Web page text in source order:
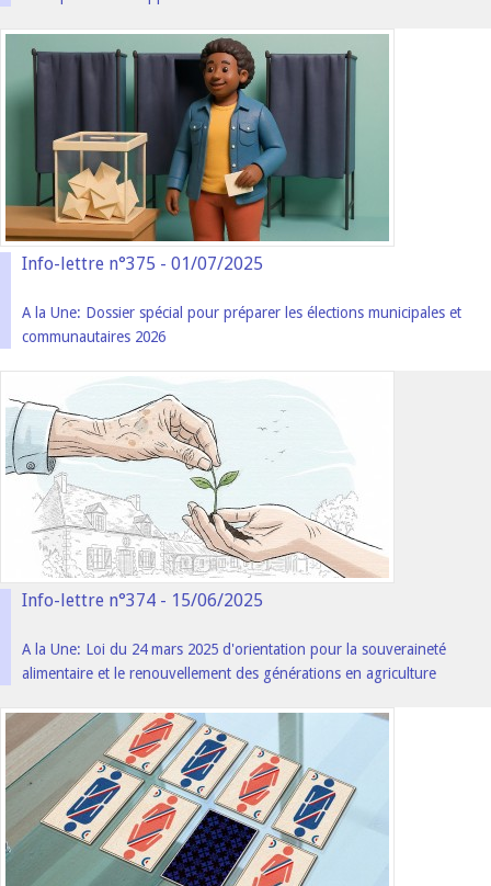
Info-lettre n°375 - 01/07/2025
A la Une: Dossier spécial pour préparer les élections municipales et
communautaires 2026
Info-lettre n°374 - 15/06/2025
A la Une: Loi du 24 mars 2025 d'orientation pour la souveraineté
alimentaire et le renouvellement des générations en agriculture